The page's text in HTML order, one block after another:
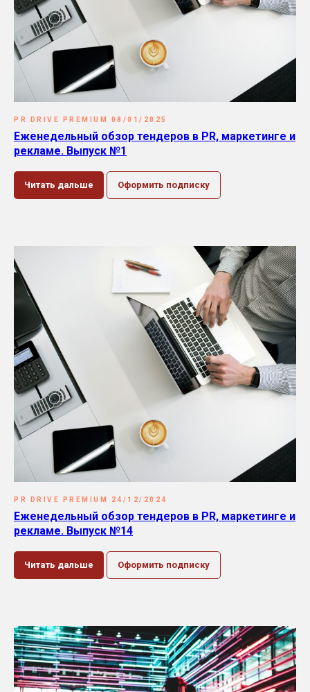
PR DRIVE PREMIUM 08/01/2025
Еженедельный обзор тендеров в PR, маркетинге и
рекламе. Выпуск №1
Читать дальше Оформить подписку
PR DRIVE PREMIUM 24/12/2024
Еженедельный обзор тендеров в PR, маркетинге и
рекламе. Выпуск №14
Читать дальше Оформить подписку